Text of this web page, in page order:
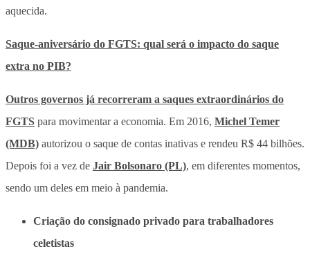
aquecida.
Saque-aniversário do FGTS: qual será o impacto do saque
extra no PIB?
Outros governos já recorreram a saques extraordinários do
FGTS para movimentar a economia. Em 2016, Michel Temer
(MDB) autorizou o saque de contas inativas e rendeu R$ 44 bilhões.
Depois foi a vez de Jair Bolsonaro (PL), em diferentes momentos,
sendo um deles em meio à pandemia.
Criação do consignado privado para trabalhadores
celetistas